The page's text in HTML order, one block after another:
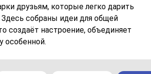
друзьям, которые легко дарить
Здесь собраны идеи для общей
создаёт настроение, объединяет
особенной.